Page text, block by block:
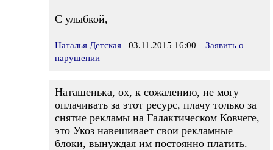
С улыбкой,
Наталья Детская 03.11.2015 16:00
Заявить о
нарушении
Наташенька, ох, к сожалению, не могу
оплачивать за этот ресурс, плачу только за
снятие рекламы на Галактическом Ковчеге,
это Укоз навешивает свои рекламные
блоки, вынуждая им постоянно платить.